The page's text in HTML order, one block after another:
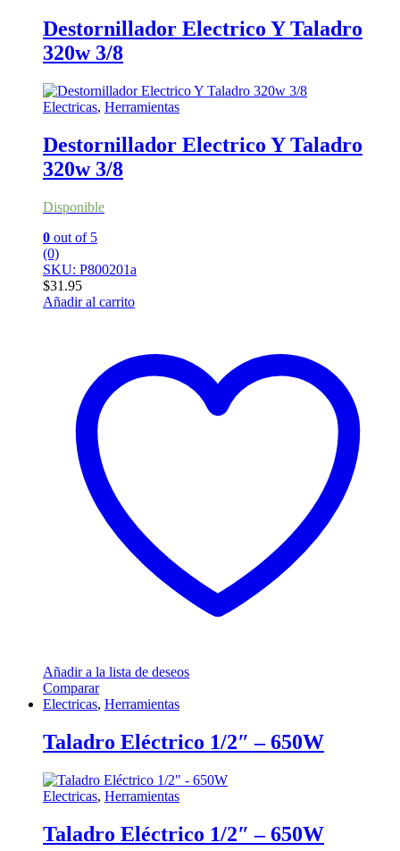
Destornillador Electrico Y Taladro
320w 3/8
Electricas, Herramientas
Destornillador Electrico Y Taladro
320w 3/8
Disponible
0 out of 5
(0)
SKU: P800201a
$31.95
Añadir al carrito
Añadir a la lista de deseos
Comparar
Electricas, Herramientas
Taladro Eléctrico 1/2″ – 650W
Electricas, Herramientas
Taladro Eléctrico 1/2″ – 650W